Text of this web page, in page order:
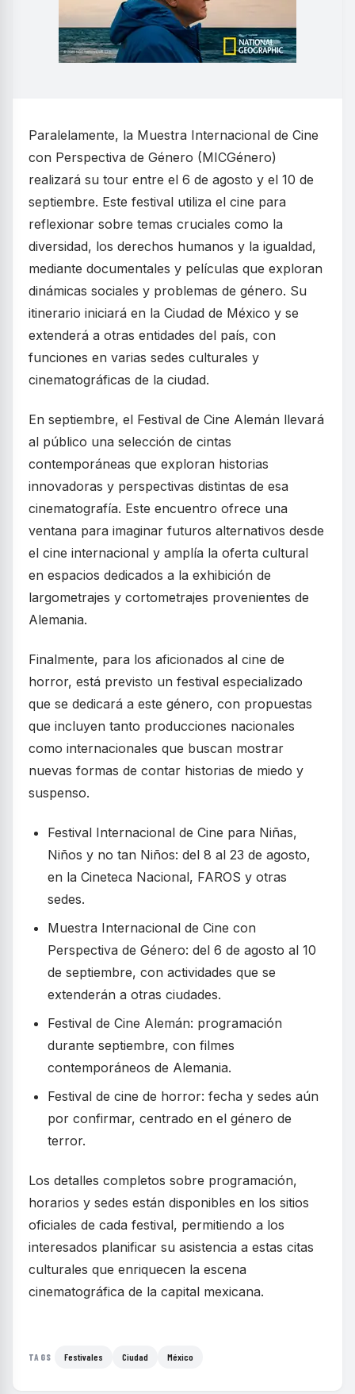
Paralelamente, la Muestra Internacional de Cine
con Perspectiva de Género (MICGénero)
realizará su tour entre el 6 de agosto y el 10 de
septiembre. Este festival utiliza el cine para
reflexionar sobre temas cruciales como la
diversidad, los derechos humanos y la igualdad,
mediante documentales y películas que exploran
dinámicas sociales y problemas de género. Su
itinerario iniciará en la Ciudad de México y se
extenderá a otras entidades del país, con
funciones en varias sedes culturales y
cinematográficas de la ciudad.
En septiembre, el Festival de Cine Alemán llevará
al público una selección de cintas
contemporáneas que exploran historias
innovadoras y perspectivas distintas de esa
cinematografía. Este encuentro ofrece una
ventana para imaginar futuros alternativos desde
el cine internacional y amplía la oferta cultural
en espacios dedicados a la exhibición de
largometrajes y cortometrajes provenientes de
Alemania.
Finalmente, para los aficionados al cine de
horror, está previsto un festival especializado
que se dedicará a este género, con propuestas
que incluyen tanto producciones nacionales
como internacionales que buscan mostrar
nuevas formas de contar historias de miedo y
suspenso.
Festival Internacional de Cine para Niñas,
Niños y no tan Niños: del 8 al 23 de agosto,
en la Cineteca Nacional, FAROS y otras
sedes.
Muestra Internacional de Cine con
Perspectiva de Género: del 6 de agosto al 10
de septiembre, con actividades que se
extenderán a otras ciudades.
Festival de Cine Alemán: programación
durante septiembre, con filmes
contemporáneos de Alemania.
Festival de cine de horror: fecha y sedes aún
por confirmar, centrado en el género de
terror.
Los detalles completos sobre programación,
horarios y sedes están disponibles en los sitios
oficiales de cada festival, permitiendo a los
interesados planificar su asistencia a estas citas
culturales que enriquecen la escena
cinematográfica de la capital mexicana.
TAGS Festivales Ciudad México